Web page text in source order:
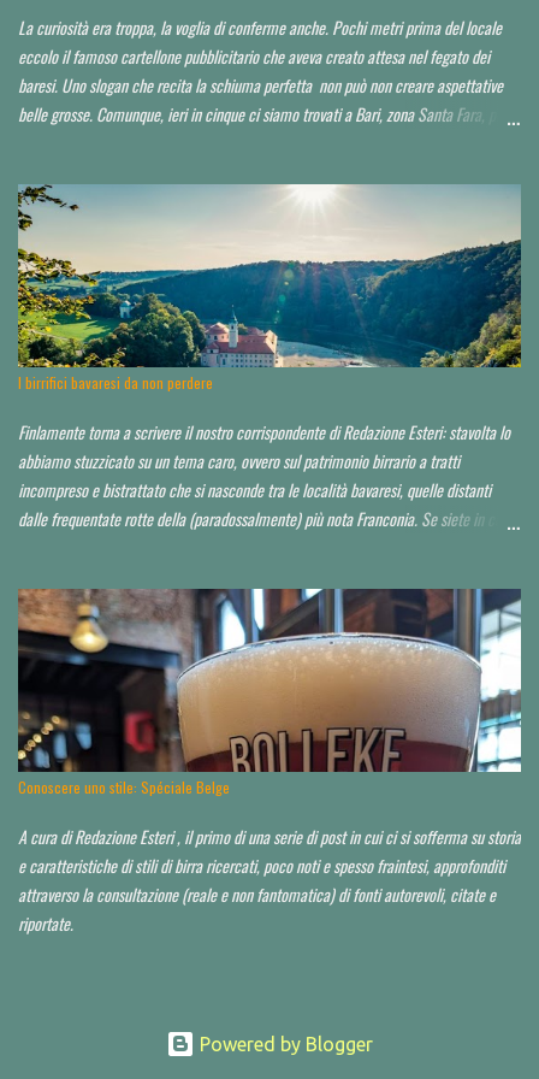
La curiosità era troppa, la voglia di conferme anche. Pochi metri prima del locale
eccolo il famoso cartellone pubblicitario che aveva creato attesa nel fegato dei
baresi. Uno slogan che recita la schiuma perfetta non può non creare aspettative
belle grosse. Comunque, ieri in cinque ci siamo trovati a Bari, zona Santa Fara, per
invito o conoscenza. Noi, non so in che modo, ma ce l'abbiamo fatta ad impietosire
qualcuno. Non abbiamo potuto capire neppure chi fosse il titolare, il birraio, il
proprietario, il socio...d'altro canto la serata non era quella ideale. Avrei voluto
approfondire. Locale molto grande, credo sui 200 coperti. Idea di ristorazione
leggera, niente di esagerato seppur dall'aspetto chic o "chiccoso". Arredamento in
stile moderno, niente panche appiccicose, banconi. Niente che pia...
I birrifici bavaresi da non perdere
Finlamente torna a scrivere il nostro corrispondente di Redazione Esteri: stavolta lo
abbiamo stuzzicato su un tema caro, ovvero sul patrimonio birrario a tratti
incompreso e bistrattato che si nasconde tra le località bavaresi, quelle distanti
dalle frequentate rotte della (paradossalmente) più nota Franconia. Se siete in cerca
approfondire nei prossimi anni. Partiamo da un assunto: a saper scegliere, in Baviera
si beve mediamente bene, spesso anche molto bene, in alcuni casi perfino
eccezionalmente bene. La Baviera è il più esteso Land della Repubblica federale di
Germania e occupa la parte a sud-orientale del paese. Il territorio dello Stato è
suddiviso a sua volta in sette distretti governativi, che hanno ciascuno una città
capoluogo. Dal punto di vista dell’appassionato birrario italiano, si è già scritto d...
Conoscere uno stile: Spéciale Belge
A cura di Redazione Esteri , il primo di una serie di post in cui ci si sofferma su storia
e caratteristiche di stili di birra ricercati, poco noti e spesso fraintesi, approfonditi
attraverso la consultazione (reale e non fantomatica) di fonti autorevoli, citate e
riportate.
Powered by Blogger